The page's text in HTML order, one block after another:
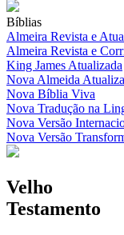
Bíblias
Almeira Revista e
Almeira Revista e
King James Atualizada
Nova Almeida
Nova Bíblia Viva
Nova Tradução na
Nova Versão
Nova Versão
Velho
Testamento